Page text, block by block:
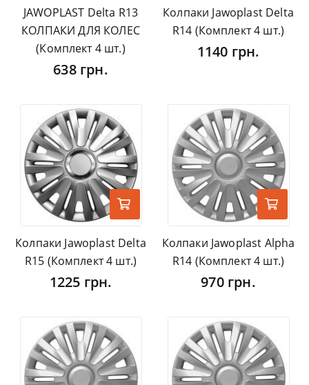
JAWOPLAST Delta R13
КОЛПАКИ ДЛЯ КОЛЕС
(Комплект 4 шт.)
638 грн.
Колпаки Jawoplast Delta
R14 (Комплект 4 шт.)
1140 грн.
Колпаки Jawoplast Delta
R15 (Комплект 4 шт.)
1225 грн.
Колпаки Jawoplast Alpha
R14 (Комплект 4 шт.)
970 грн.